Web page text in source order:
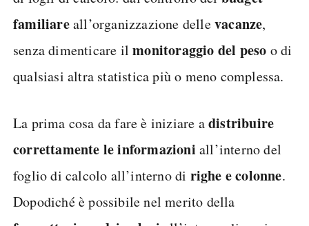
familiareall’organizzazione dellevacanze,
senza dimenticare ilmonitoraggio del peso o di
qualsiasi altra statistica più o meno complessa.
La prima cosa da fare è iniziare adistribuire
correttamente le informazioni all’interno del
foglio di calcolo all’interno di righe e colonne.
Dopodiché è possibile nel merito della